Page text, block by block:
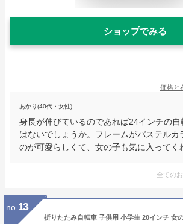
ショップでみる
価格と
あかり(40代・女性)
身長が伸びているのであれば24インチの
はないでしょうか。フレームがパステルカ
のが可愛らしくて、女の子も気に入ってく
全ての
no. 13